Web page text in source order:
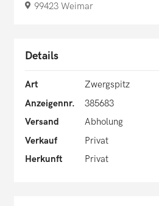
99423 Weimar
Details
Art
Zwergspitz
Anzeigennr.
385683
Versand
Abholung
Verkauf
Privat
Herkunft
Privat